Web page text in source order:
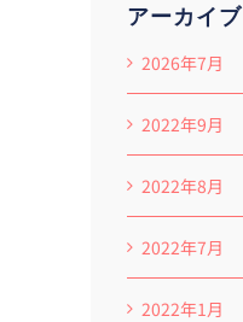
アーカイブ
2026年7月
2022年9月
2022年8月
2022年7月
2022年1月